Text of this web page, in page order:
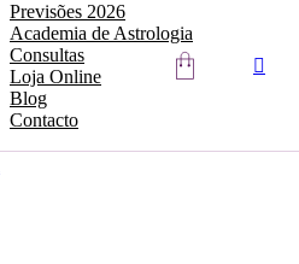
Previsões 2026
Academia de Astrologia
Consultas
Loja Online
Blog
Contacto